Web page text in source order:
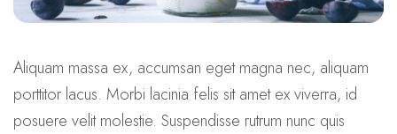
Aliquam massa ex, accumsan eget magna nec, aliquam
porttitor lacus. Morbi lacinia felis sit amet ex viverra, id
posuere velit molestie. Suspendisse rutrum nunc quis